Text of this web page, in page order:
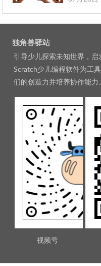
独角兽驿站
引导少儿探索未知世界，
Scratch少儿编程软件为工
们的创造力并培养协作能力
视频号